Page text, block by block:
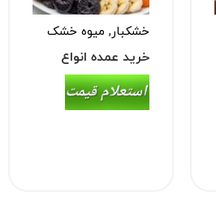
خشکبار, میوه خشک
خرید عمده انواع
میوه خشک (چیپس
میوه)